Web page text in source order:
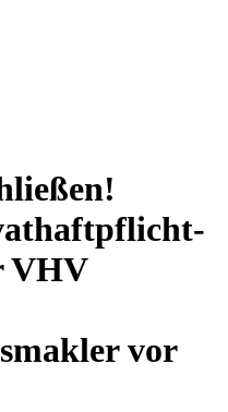
VHV
vor